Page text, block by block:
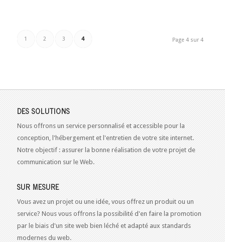
Page 4 sur 4
1 2 3 4
DES SOLUTIONS
Nous offrons un service personnalisé et accessible pour la
conception, l'hébergement et l'entretien de votre site internet.
Notre objectif : assurer la bonne réalisation de votre projet de
communication sur le Web.
SUR MESURE
Vous avez un projet ou une idée, vous offrez un produit ou un
service? Nous vous offrons la possibilité d'en faire la promotion
par le biais d'un site web bien léché et adapté aux standards
modernes du web.